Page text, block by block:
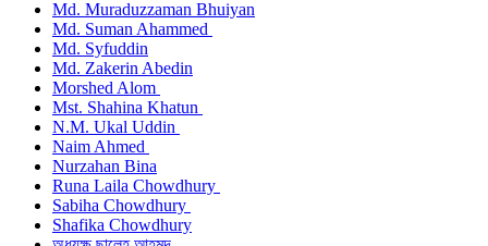
Md. Muraduzzaman Bhuiyan
Md. Suman Ahammed
Md. Syfuddin
Md. Zakerin Abedin
Morshed Alom
Mst. Shahina Khatun
N.M. Ukal Uddin
Naim Ahmed
Nurzahan Bina
Runa Laila Chowdhury
Sabiha Chowdhury
Shafika Chowdhury